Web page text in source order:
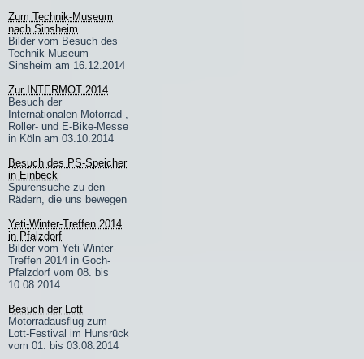
Zum Technik-Museum
nach Sinsheim
Bilder vom Besuch des
Technik-Museum
Sinsheim am 16.12.2014
Zur INTERMOT 2014
Besuch der
Internationalen Motorrad-,
Roller- und E-Bike-Messe
in Köln am 03.10.2014
Besuch des PS-Speicher
in Einbeck
Spurensuche zu den
Rädern, die uns bewegen
Yeti-Winter-Treffen 2014
in Pfalzdorf
Bilder vom Yeti-Winter-
Treffen 2014 in Goch-
Pfalzdorf vom 08. bis
10.08.2014
Besuch der Lott
Motorradausflug zum
Lott-Festival im Hunsrück
vom 01. bis 03.08.2014